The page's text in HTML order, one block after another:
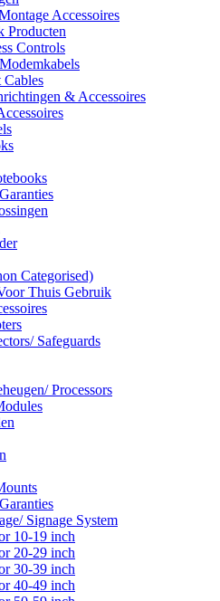
Accessoires
Producten
Controls
& Accessoires
Categorised)
Thuis Gebruik
Safeguards
Processors
Signage System
10-19 inch
20-29 inch
30-39 inch
40-49 inch